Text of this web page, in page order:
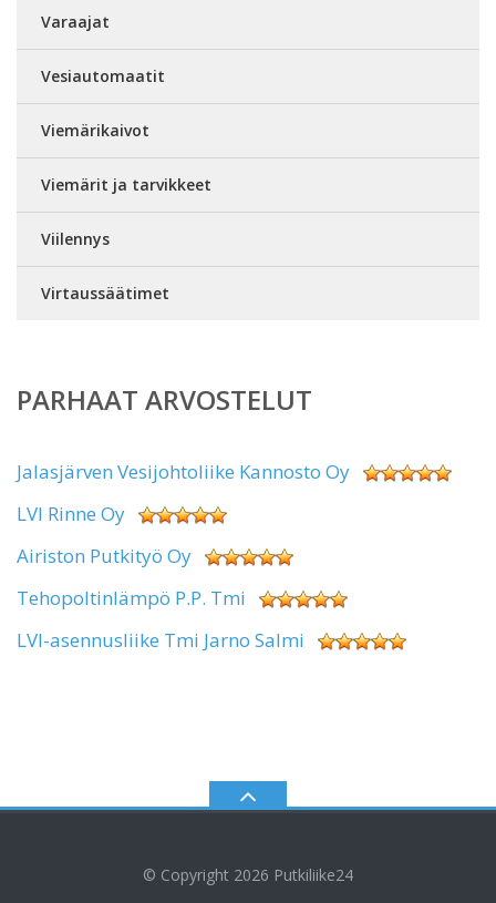
Varaajat
Vesiautomaatit
Viemärikaivot
Viemärit ja tarvikkeet
Viilennys
Virtaussäätimet
PARHAAT ARVOSTELUT
Jalasjärven Vesijohtoliike Kannosto Oy
LVI Rinne Oy
Airiston Putkityö Oy
Tehopoltinlämpö P.P. Tmi
LVI-asennusliike Tmi Jarno Salmi
© Copyright 2026 Putkiliike24